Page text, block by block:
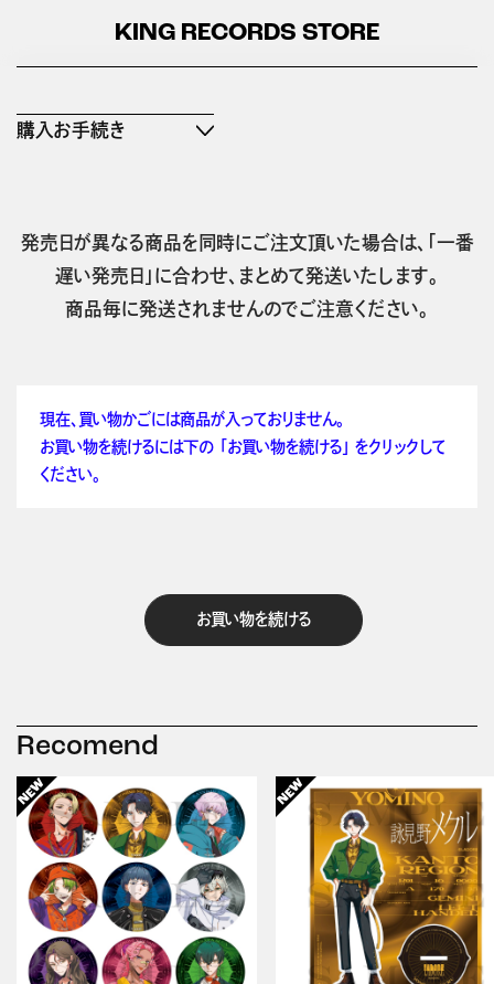
KING RECORDS STORE
購入お手続き
発売日が異なる商品を同時にご注文頂いた場合は、「一番
遅い発売日」に合わせ、まとめて発送いたします。
商品毎に発送されませんのでご注意ください。
現在、買い物かごには商品が入っておりません。
お買い物を続けるには下の 「お買い物を続ける」 をクリックして
ください。
お買い物を続ける
Recomend